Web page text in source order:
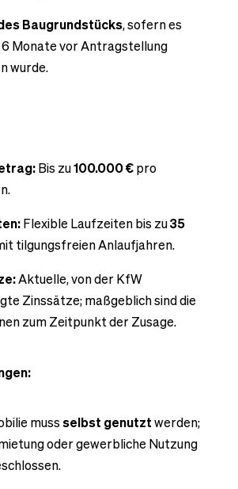
Baugrundstücks, sofern es
6 Monate vor Antragstellung
wurde.
Bis zu100.000 €pro
Flexible Laufzeiten bis zu35
tilgungsfreien Anlaufjahren.
Aktuelle, von der KfW
Zinssätze; maßgeblich sind die
zum Zeitpunkt der Zusage.
mussselbst genutztwerden;
oder gewerbliche Nutzung